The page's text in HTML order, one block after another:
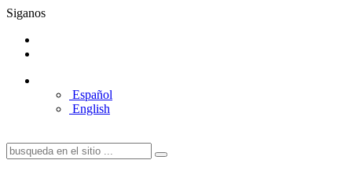
Siganos
Español
English